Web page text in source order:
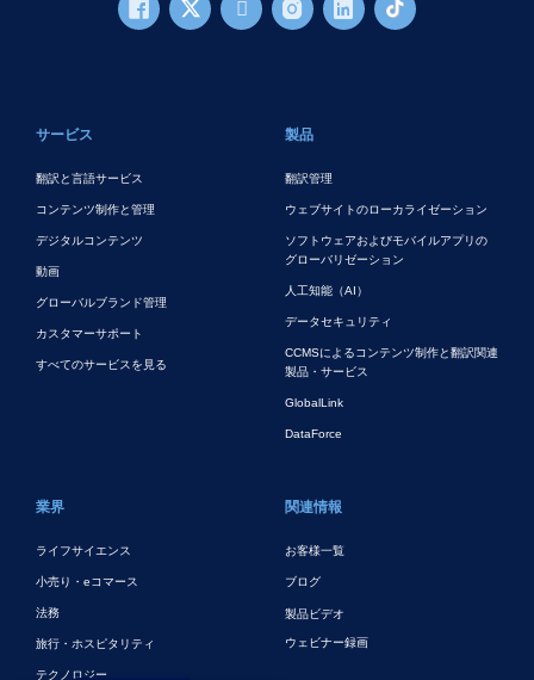
サービス
翻訳と言語サービス
コンテンツ制作と管理
デジタルコンテンツ
動画
グローバルブランド管理
カスタマーサポート
すべてのサービスを見る
製品
翻訳管理
ウェブサイトのローカライゼーション
ソフトウェアおよびモバイルアプリの
グローバリゼーション
人工知能（AI）
データセキュリティ
CCMSによるコンテンツ制作と翻訳関連
製品・サービス
GlobalLink
DataForce
業界
ライフサイエンス
小売り・eコマース
法務
旅行・ホスピタリティ
テクノロジー
関連情報
お客様一覧
ブログ
製品ビデオ
ウェビナー録画